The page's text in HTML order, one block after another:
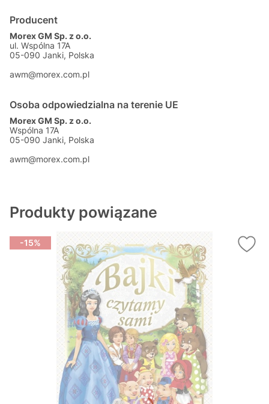
Producent
Morex GM Sp. z o.o.
ul. Wspólna 17A
05-090 Janki, Polska
awm@morex.com.pl
Osoba odpowiedzialna na terenie UE
Morex GM Sp. z o.o.
Wspólna 17A
05-090 Janki, Polska
awm@morex.com.pl
Produkty powiązane
-15%